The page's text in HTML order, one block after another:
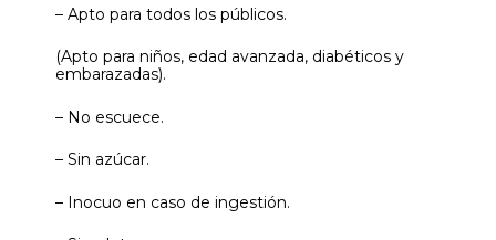
– Apto para todos los públicos.
(Apto para niños, edad avanzada, diabéticos y
embarazadas).
– No escuece.
– Sin azúcar.
– Inocuo en caso de ingestión.